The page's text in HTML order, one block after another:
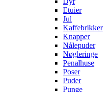
Etuier
Jul
Kaffebrikker
Knapper
Nålepuder
Nøgleringe
Penalhuse
Poser
Puder
Punge